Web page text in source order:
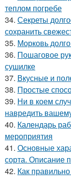
теплом погребе
34. Секреты
сохранить
35. Морковь
36. Пошаговое
сушилке
37. Вкусные и
38. Простые
39. Ни в коем
навредить
40. Календарь
мероприятия
41. Основные
сорта. Описание
42. Как